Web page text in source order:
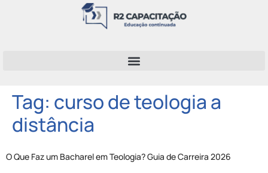
Tag: curso de teologia a
distância
O Que Faz um Bacharel em Teologia? Guia de Carreira 2026